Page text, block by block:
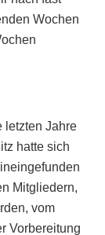
Wochen
letzten Jahre
hatte sich
Mitgliedern,
vom
Vorbereitung